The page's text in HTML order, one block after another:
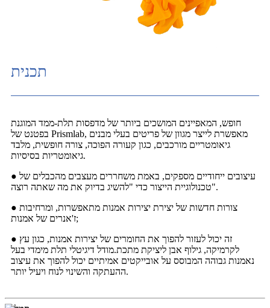
תכנית
חופש, המאפיינים המושכים ביותר של מדפסות תלת-ממד המוגנת
בפטנט של Prismlab, מאפשרת לייצר מגוון של פריטים בעלי מבנים
גיאומטריים מורכבים, כגון קעורה הפוכה, צורה חופשית, מלבד
גיאומטריות בסיסיות.
● עיצובים ייחודיים מספקים, באמת משחררים מעצבים מהכבלים של
טכנולוגיית הייצור כדי "להשיג בדיוק את מה שאתה רוצה".
● צורות חדשות של יצירת יצירות אמנות מתאפשרות, ומרחיבות
ז'אנרים של אמנות;
● זה יכול לעזור להפוך את החומרים של יצירות אמנות, כגון עץ
לקרמיקה, גילוף אבן ליציקת מתכת.מודל דיגיטלי תלת מימדי בעל
נאמנות גבוהה המבוסס על אובייקטים אמיתיים יכול להפוך את עיצוב
ההעתקה והשינוי לנוח ויעיל יותר.